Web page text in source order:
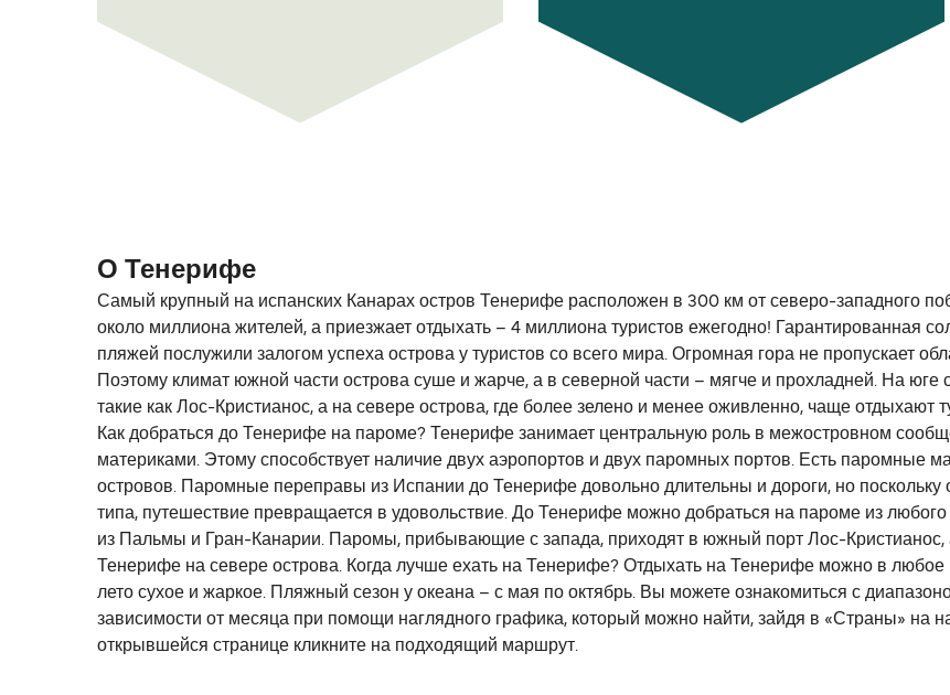
О Тенерифе
Самый крупный на испанских Канарах остров Тенерифе расположен в 300 км от северо-западного
около миллиона жителей, а приезжает отдыхать – 4 миллиона туристов ежегодно! Гарантированная
пляжей послужили залогом успеха острова у туристов со всего мира. Огромная гора не пропускает
Поэтому климат южной части острова суше и жарче, а в северной части – мягче и прохладней. На юге
такие как Лос-Кристианос, а на севере острова, где более зелено и менее оживленно, чаще отдыхают
Как добраться до Тенерифе на пароме? Тенерифе занимает центральную роль в межостровном
материками. Этому способствует наличие двух аэропортов и двух паромных портов. Есть паромные
островов. Паромные переправы из Испании до Тенерифе довольно длительны и дороги, но
типа, путешествие превращается в удовольствие. До Тенерифе можно добраться на пароме из любого
из Пальмы и Гран-Канарии. Паромы, прибывающие с запада, приходят в южный порт Лос-
Тенерифе на севере острова. Когда лучше ехать на Тенерифе? Отдыхать на Тенерифе можно в
лето сухое и жаркое. Пляжный сезон у океана – с мая по октябрь. Вы можете ознакомиться с
зависимости от месяца при помощи наглядного графика, который можно найти, зайдя в «Страны» на
открывшейся странице кликните на подходящий маршрут.